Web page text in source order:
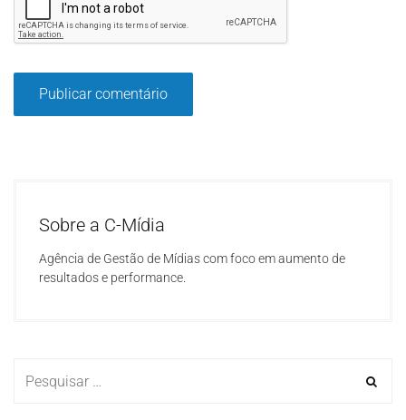
Sobre a C-Mídia
Agência de Gestão de Mídias com foco em aumento de
resultados e performance.